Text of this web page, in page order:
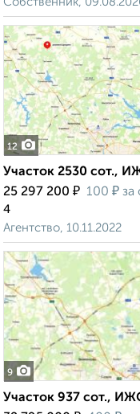
12
Участок 2530 сот.,
25 297 200 ₽ 100 ₽ за
4
Агентство, 10.11.2022
9
Участок 937 сот.,